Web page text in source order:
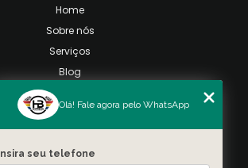
Home
Sobre nós
Serviços
Blog
Categorias
Mapa do site
Olá! Fale agora pelo WhatsApp
Insira seu telefone